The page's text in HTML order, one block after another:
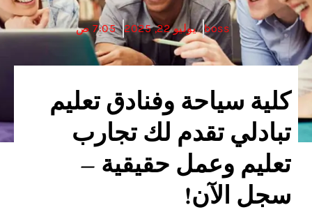
boss يوليو 22, 2025 7:05 ص
كلية سياحة وفنادق تعليم
تبادلي تقدم لك تجارب
تعليم وعمل حقيقية –
سجل الآن!